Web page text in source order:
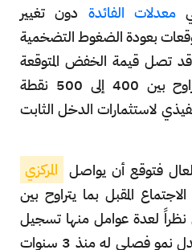
معدلات الفائدة دون تغيير
بعودة الضغوط التضخمية
قد تصل قيمة الخفض المتوقعة
للفائدة بنهاية العام لما يتراوح بين 400 إلى 500 نقطة
لاستثمارات الدخل الثابت
العال فتوقع أن يواصل المركزي
المقبل بما يتراوح بين
أساس نظراً لعدة عوامل منها تسجيل
أعلى معدل نمو فصلي له منذ 3 سنوات